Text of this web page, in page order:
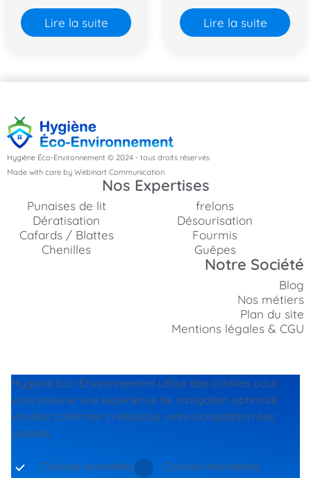
Lire la suite Lire la suite
Hygiène Éco-Environnement © 2024 - tous droits réservés
Made with care by Webinart Communication
Nos Expertises
Punaises de lit
Dératisation
Cafards / Blattes
Chenilles
frelons
Désourisation
Fourmis
Guêpes
Notre Société
Blog
Nos métiers
Plan du site
Mentions légales & CGU
Hygiène Eco-Environnement utilise des cookies pour
vous assurer une expérience de navigation optimale.
Veuillez confirmer ci-dessous votre acceptation des
cookies.
Cookies essentiels Cookies marketing